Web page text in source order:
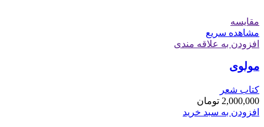
مقایسه
مشاهده سریع
افزودن به علاقه مندی
مولوی
کتاب شعر
2,000,000 تومان
افزودن به سبد خرید